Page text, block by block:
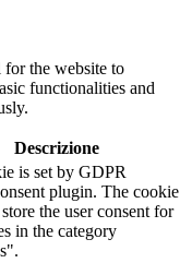
for the website to
functionalities and
Descrizione
is set by GDPR
plugin. The cookie
the user consent for
in the category